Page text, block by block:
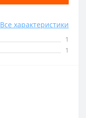
Все характеристики
1
1